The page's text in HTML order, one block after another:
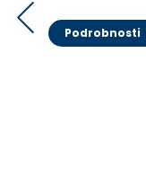
Podrobnosti